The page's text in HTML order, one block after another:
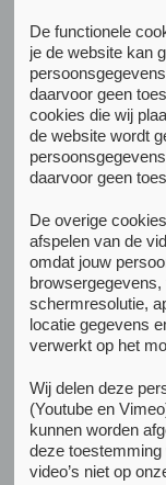
Mentrum
langdurende
soms in
mogelijk in en
onze cliënten
We werken
Amsterdam.
Snel naar :FACT
Spoedklinieken/
De functionele
je de website kan
daarvoor geen
cookies die wij
de website wordt
daarvoor geen
De overige
afspelen van de
omdat jouw
schermresolutie,
locatie gegevens
verwerkt op het
Wij delen deze
(Youtube en
kunnen worden
deze toestemming
video’s niet op